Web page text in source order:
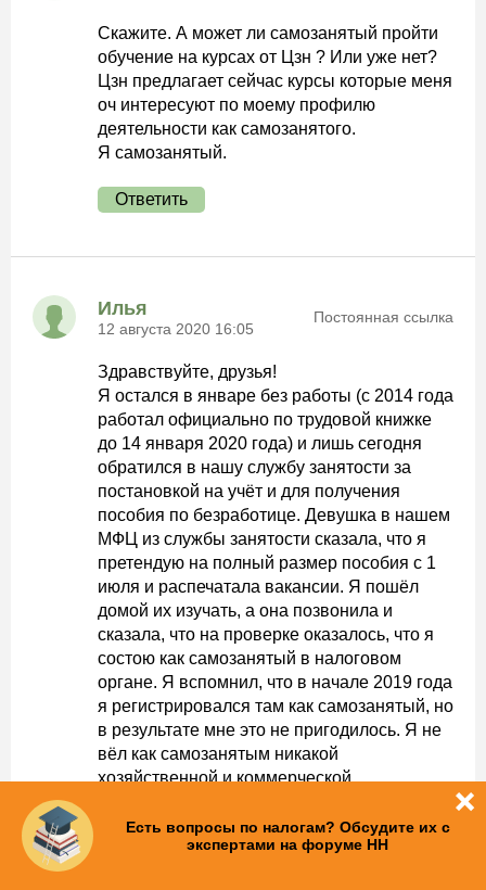
Скажите. А может ли самозанятый пройти
обучение на курсах от Цзн ? Или уже нет?
Цзн предлагает сейчас курсы которые меня
оч интересуют по моему профилю
деятельности как самозанятого.
Я самозанятый.
Ответить
Илья
12 августа 2020 16:05
Постоянная ссылка
Здравствуйте, друзья!
Я остался в январе без работы (с 2014 года
работал официально по трудовой книжке
до 14 января 2020 года) и лишь сегодня
обратился в нашу службу занятости за
постановкой на учёт и для получения
пособия по безработице. Девушка в нашем
МФЦ из службы занятости сказала, что я
претендую на полный размер пособия с 1
июля и распечатала вакансии. Я пошёл
домой их изучать, а она позвонила и
сказала, что на проверке оказалось, что я
состою как самозанятый в налоговом
органе. Я вспомнил, что в начале 2019 года
я регистрировался там как самозанятый, но
в результате мне это не пригодилось. Я не
вёл как самозанятым никакой
хозяйственной и коммерческой
вообще ничего не велось как бизнес.
Сказал об этом Светлане из Службы
Есть вопросы по налогам? Обсудите их с
экспертами на форуме НН